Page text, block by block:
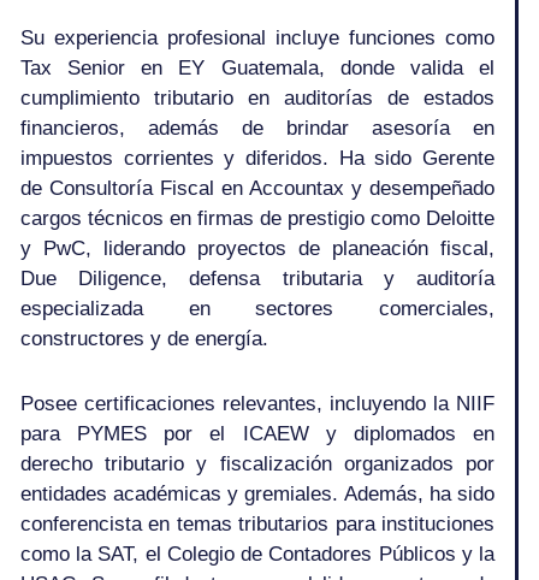
Su experiencia profesional incluye funciones como
Tax Senior en EY Guatemala, donde valida el
cumplimiento tributario en auditorías de estados
financieros, además de brindar asesoría en
impuestos corrientes y diferidos. Ha sido Gerente
de Consultoría Fiscal en Accountax y desempeñado
cargos técnicos en firmas de prestigio como Deloitte
y PwC, liderando proyectos de planeación fiscal,
Due Diligence, defensa tributaria y auditoría
especializada en sectores comerciales,
constructores y de energía.
Posee certificaciones relevantes, incluyendo la NIIF
para PYMES por el ICAEW y diplomados en
derecho tributario y fiscalización organizados por
entidades académicas y gremiales. Además, ha sido
conferencista en temas tributarios para instituciones
como la SAT, el Colegio de Contadores Públicos y la